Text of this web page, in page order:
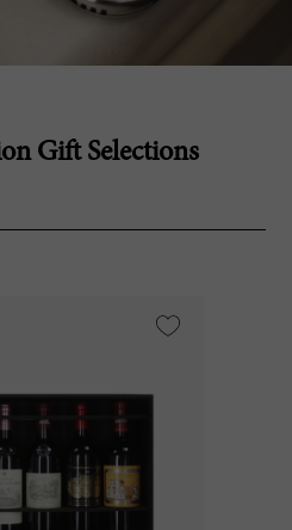
Gift Selections